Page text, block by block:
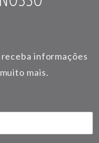
informações
mais.